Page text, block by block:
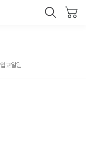
입고알림